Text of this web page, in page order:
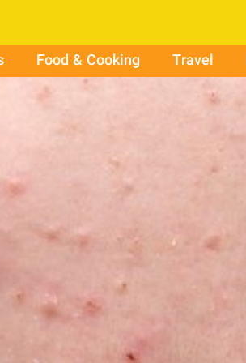
Food & Cooking Travel